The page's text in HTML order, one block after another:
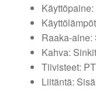
Raaka-
Kahva:
Tiivisteet:
Liitäntä: